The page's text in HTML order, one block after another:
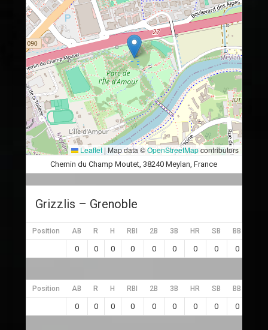
Leaflet |Map data ©OpenStreetMapcontributors
Chemin du Champ Moutet, 38240 Meylan, France
Grizzlis – Grenoble
Position AB R H RBI 2B 3B HR SB BB
0 0 0 0 0 0 0 0 0
Position AB R H RBI 2B 3B HR SB BB
0 0 0 0 0 0 0 0 0